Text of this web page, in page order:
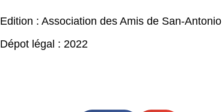
Edition : Association des Amis de San-Antonio
Dépot légal : 2022